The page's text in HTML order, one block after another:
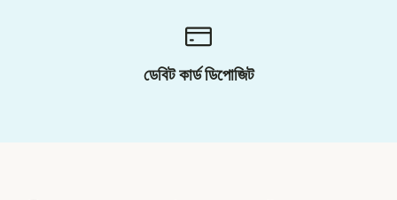
ডেবিট কার্ড ডিপোজিট